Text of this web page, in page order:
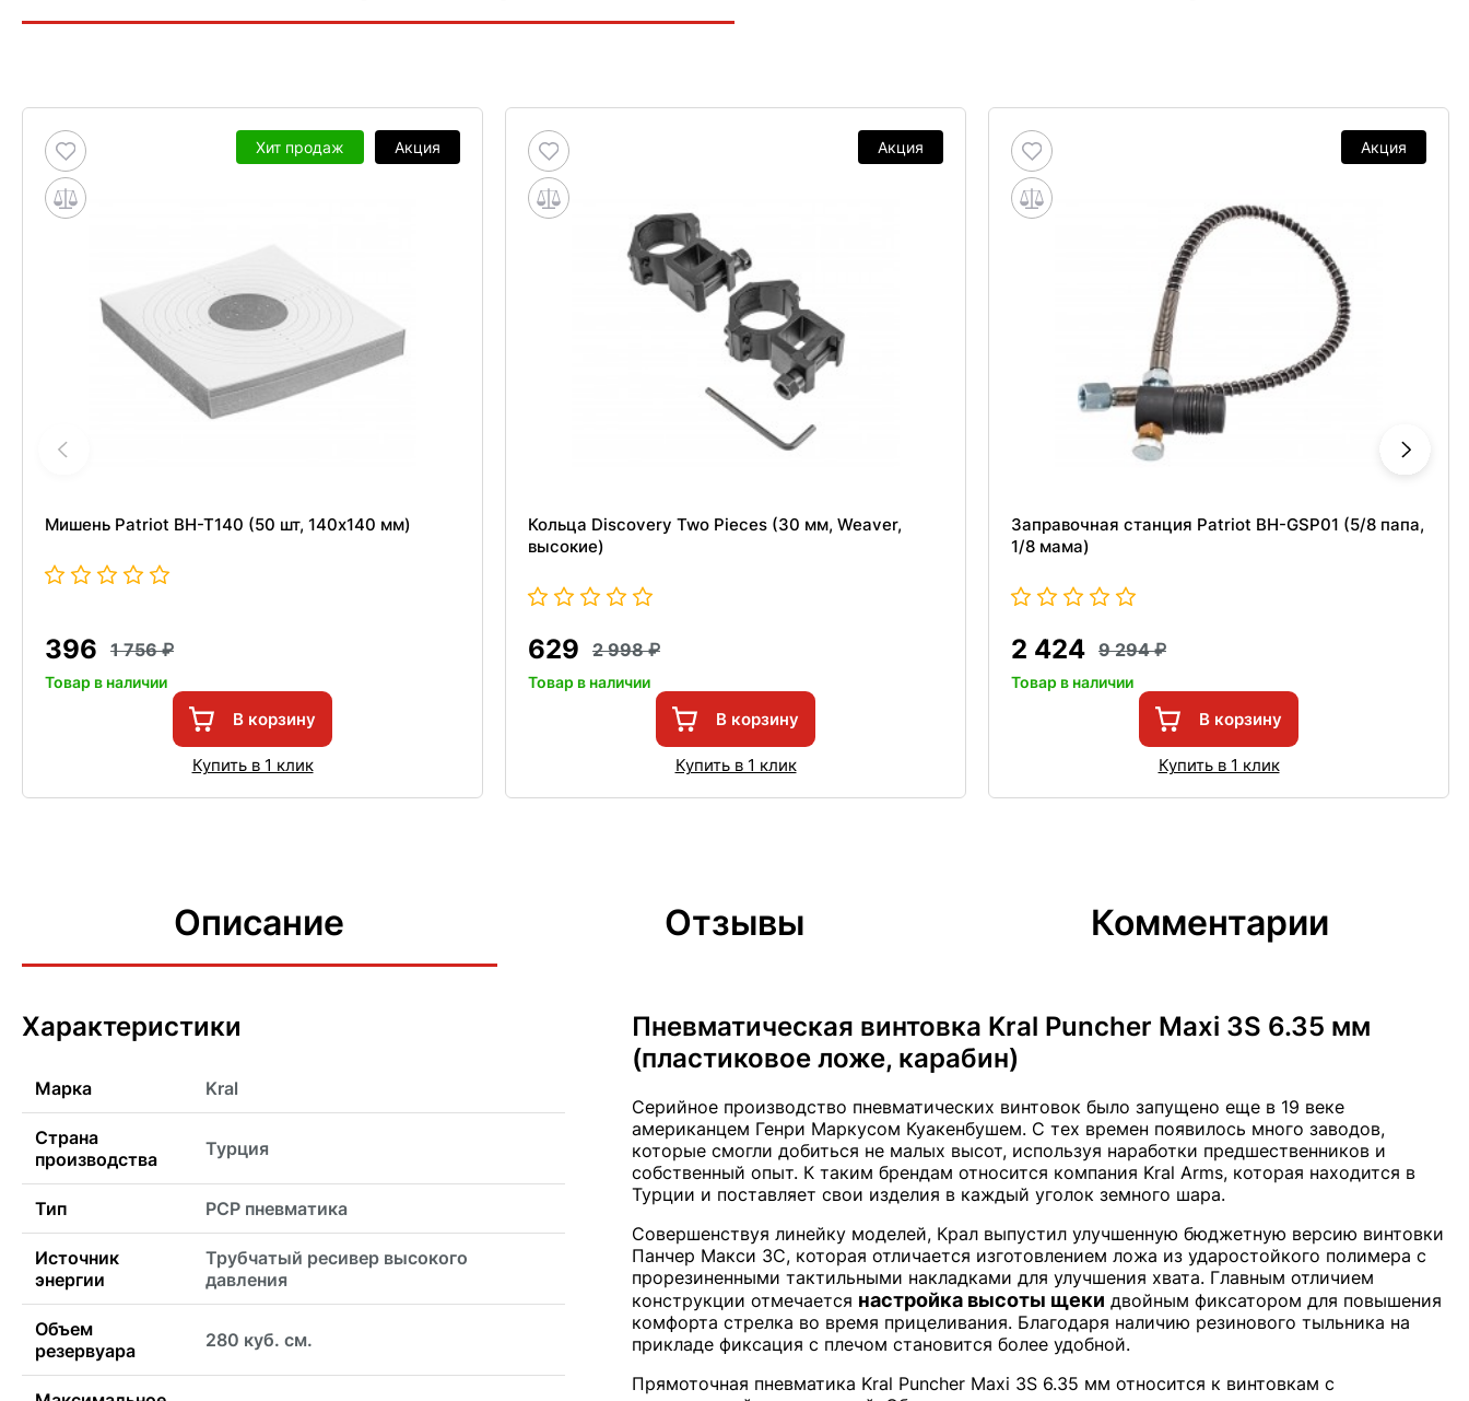
Хит продаж Акция
Мишень Patriot BH-T140 (50 шт, 140x140 мм)
396 1 756
Товар в наличии
В корзину
Купить в 1 клик
Акция
Кольца Discovery Two Pieces (30 мм, Weaver,
высокие)
629 2 998
Товар в наличии
В корзину
Купить в 1 клик
Акция
Заправочная станция Patriot BH-GSP01 (5/8 папа,
1/8 мама)
2 424 9 294
Товар в наличии
В корзину
Купить в 1 клик
Описание Отзывы Комментарии
Характеристики
Марка Kral
Страна
производства
Турция
Тип PCP пневматика
Источник
энергии
Трубчатый ресивер высокого
давления
Объем
резервуара
280 куб. см.
Пневматическая винтовка Kral Puncher Maxi 3S 6.35 мм
(пластиковое ложе, карабин)
Серийное производство пневматических винтовок было запущено еще в 19 веке
американцем Генри Маркусом Куакенбушем. С тех времен появилось много заводов,
которые смогли добиться не малых высот, используя наработки предшественников и
собственный опыт. К таким брендам относится компания Kral Arms, которая находится в
Турции и поставляет свои изделия в каждый уголок земного шара.
Совершенствуя линейку моделей, Крал выпустил улучшенную бюджетную версию винтовки
Панчер Макси 3С, которая отличается изготовлением ложа из ударостойкого полимера с
прорезиненными тактильными накладками для улучшения хвата. Главным отличием
конструкции отмечается настройка высоты щеки двойным фиксатором для повышения
комфорта стрелка во время прицеливания. Благодаря наличию резинового тыльника на
прикладе фиксация с плечом становится более удобной.
Прямоточная пневматика Kral Puncher Maxi 3S 6.35 мм относится к винтовкам с